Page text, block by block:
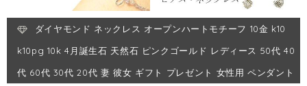
ダイヤモンド ネックレス オープンハートモチーフ 10金 k10
k10pg 10k 4月誕生石 天然石 ピンクゴールド レディース 50代 40
代 60代 30代 20代 妻 彼女 ギフト プレゼント 女性用 ペンダント